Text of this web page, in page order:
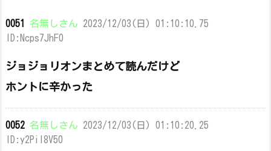
0051 名無しさん 2023/12/03(日) 01:10:10.75
ID:Ncps7JhF0
ジョジョリオンまとめて読んだけど
ホントに辛かった
0052 名無しさん 2023/12/03(日) 01:10:20.25
ID:y2PiI8V50